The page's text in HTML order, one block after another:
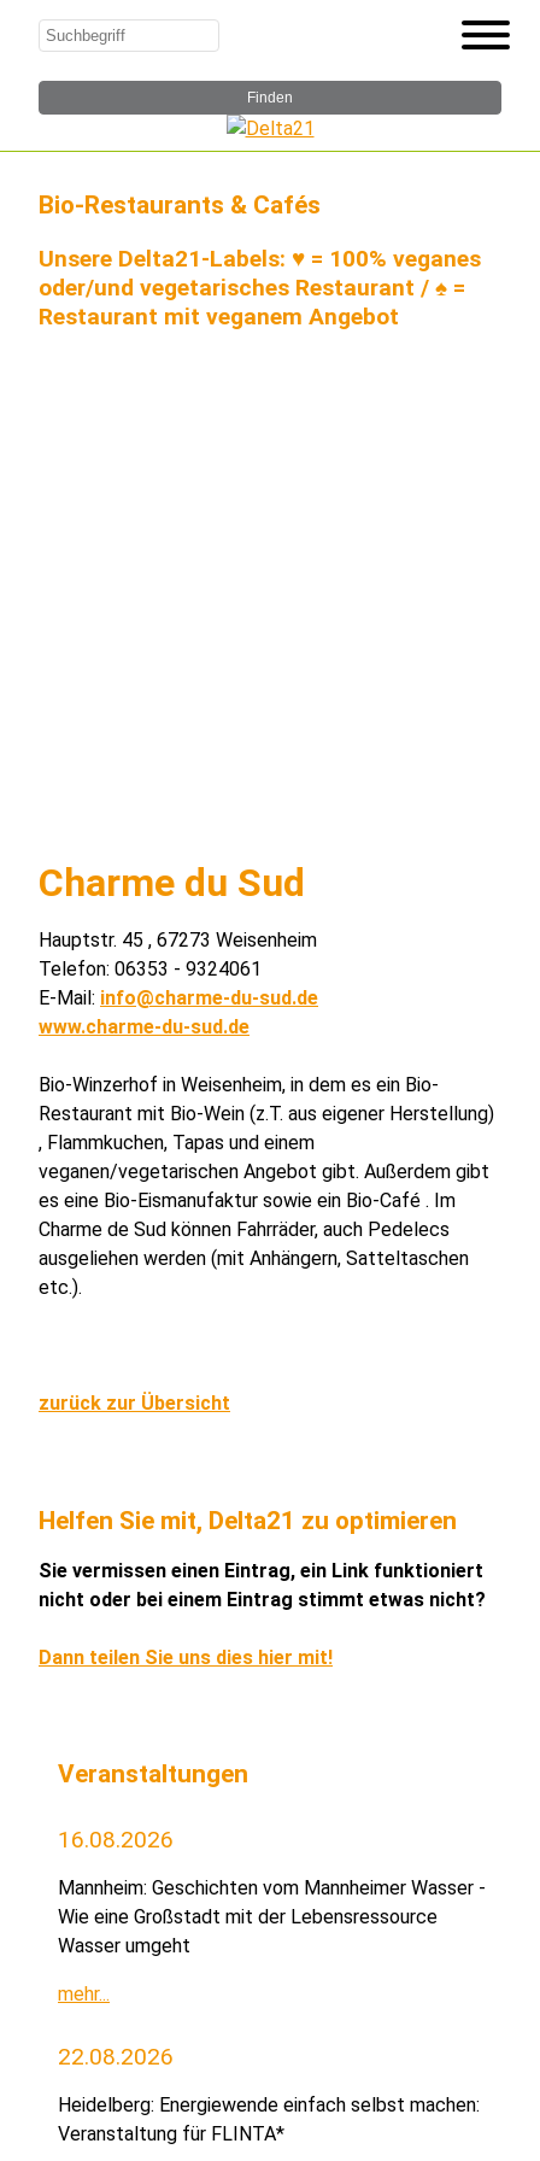
Bio-Restaurants & Cafés
Unsere Delta21-Labels: ♥ = 100% veganes
oder/und vegetarisches Restaurant / ♠ =
Restaurant mit veganem Angebot
Charme du Sud
Hauptstr. 45 , 67273 Weisenheim
Telefon: 06353 - 9324061
E-Mail: info@charme-du-sud.de
www.charme-du-sud.de
Bio-Winzerhof in Weisenheim, in dem es ein Bio-
Restaurant mit Bio-Wein (z.T. aus eigener Herstellung)
, Flammkuchen, Tapas und einem
veganen/vegetarischen Angebot gibt. Außerdem gibt
es eine Bio-Eismanufaktur sowie ein Bio-Café . Im
Charme de Sud können Fahrräder, auch Pedelecs
ausgeliehen werden (mit Anhängern, Satteltaschen
etc.).
zurück zur Übersicht
Helfen Sie mit, Delta21 zu optimieren
Sie vermissen einen Eintrag, ein Link funktioniert
nicht oder bei einem Eintrag stimmt etwas nicht?
Dann teilen Sie uns dies hier mit!
Veranstaltungen
16.08.2026
Mannheim: Geschichten vom Mannheimer Wasser -
Wie eine Großstadt mit der Lebensressource
Wasser umgeht
mehr...
22.08.2026
Heidelberg: Energiewende einfach selbst machen:
Veranstaltung für FLINTA*